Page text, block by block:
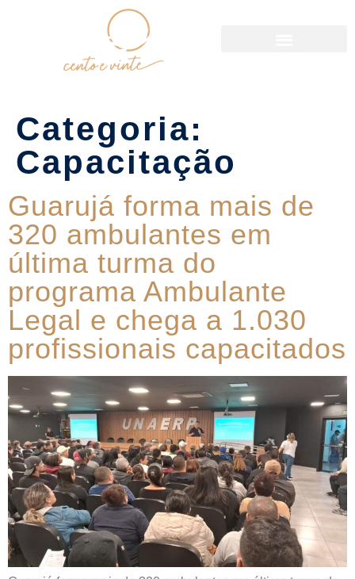
Categoria:
Capacitação
Guarujá forma mais de
320 ambulantes em
última turma do
programa Ambulante
Legal e chega a 1.030
profissionais capacitados